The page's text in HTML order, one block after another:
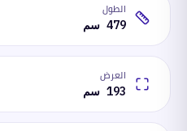
الطول
479 سم
العرض
193 سم